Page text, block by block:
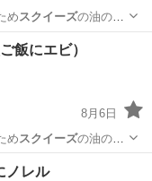
めスクイーズの油のよ
クイ…
飯にエビ）
8月6日
め スクイーズの油のよ
クイ…
ノレル